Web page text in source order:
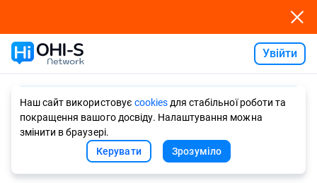
Увійти
Наш сайт використовує cookies для стабільної роботи та
покращення вашого досвіду. Налаштування можна
змінити в браузері.
Керувати
Зрозуміло